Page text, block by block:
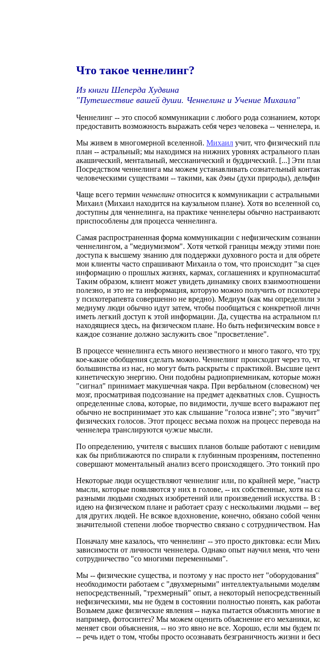
Что такое ченнелинг?
Из книги Шеперда Худвина
"Путешествие вашей души. Ченнелинг и Учение Михаила"
Ченнелинг -- это способ коммуникации с любого рода сознанием,
предоставить возможность выражать себя через человека -- ченнелера,
Мы живем в многомерной вселенной. Михаил учит, что физический
план -- астральный; мы находимся на нижних уровнях астрального
акашический, ментальный, мессианический и буддический. [...] Эти
Посредством ченнелинга мы можем устанавливать сознательный
человеческими существами -- такими, как дэвы (духи природы),
Чаще всего термин ченнелинг относится к коммуникации с астральными
Михаил (Михаил находится на каузальном плане). Хотя во вселенной
доступны для ченнелинга, на практике ченнелеры обычно
приспособлены для процесса ченнелинга.
Самая распространенная форма коммуникации с нефизическим
ченнелингом, а "медиумизмом". Хотя четкой границы между этими
доступа к высшему знанию для поддержки духовного роста и для
мои клиенты часто спрашивают Михаила о том, что происходит "за
информацию о прошлых жизнях, кармах, соглашениях и
Таким образом, клиент может увидеть динамику своих
полезно, и это не та информация, которую можно получить от
у психотерапевта совершенно не вредно). Медиум (как мы
медиуму люди обычно идут затем, чтобы пообщаться с конкретной
иметь легкий доступ к этой информации. Да, существа на астральном
находящиеся здесь, на физическом плане. Но быть нефизическим
каждое сознание должно заслужить свое "просветление".
В процессе ченнелинга есть много неизвестного и много такого, что
кое-какие обобщения сделать можно. Ченнелинг происходит через
большинства из нас, но могут быть раскрыты с практикой. Высшие
кинетическую энергию. Они подобны радиоприемникам, которые
"сигнал" принимает макушечная чакра. При вербальном (словесном)
мозг, просматривая подсознание на предмет адекватных слов.
определенные слова, которые, по видимости, лучше всего выражают
обычно не воспринимает это как слышание "голоса извне"; это
физических голосов. Этот процесс весьма похож на процесс перевода
ченнелера транслируются чужие мысли.
По определению, учителя с высших планов больше работают с
как бы приближаются по спирали к глубинным прозрениям,
совершают моментальный анализ всего происходящего. Это тонкий
Некоторые люди осуществляют ченнелинг или, по крайней мере,
мысли, которые появляются у них в голове, -- их собственные, хотя на
разными людьми сходных изобретений или произведений искусства.
идею на физическом плане и работает сразу с несколькими людьми --
для других людей. Не всякое вдохновение, конечно, обязано собой
значительной степени любое творчество связано с сотрудничеством.
Поначалу мне казалось, что ченнелинг -- это просто диктовка: если
зависимости от личности ченнелера. Однако опыт научил меня, что
сотрудничество "со многими переменными".
Мы -- физические существа, и поэтому у нас просто нет
необходимости работаем с "двухмерными" интеллектуальными
непосредственный, "трехмерный" опыт, а некоторый
нефизическими, мы не будем в состоянии полностью понять, как
Возьмем даже физические явления -- наука пытается объяснить
например, фотосинтез? Мы можем оценить объяснение его механики,
меняет свои объяснения, -- но это явно не все. Хорошо, если мы будем
-- речь идет о том, чтобы просто осознавать безграничность жизни и